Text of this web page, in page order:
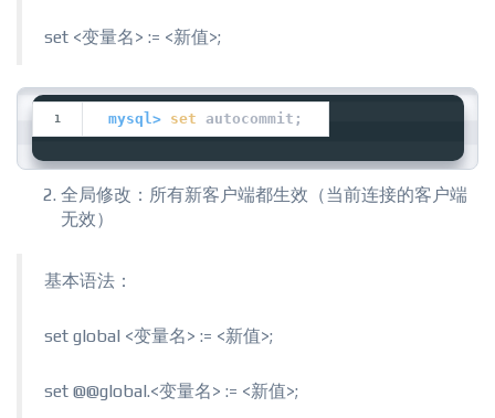
set <变量名> := <新值>;
mysql> set autocommit;
全局修改：所有新客户端都生效（当前连接的客户端
无效）
基本语法：
set global <变量名> := <新值>;
set @@global.<变量名> := <新值>;